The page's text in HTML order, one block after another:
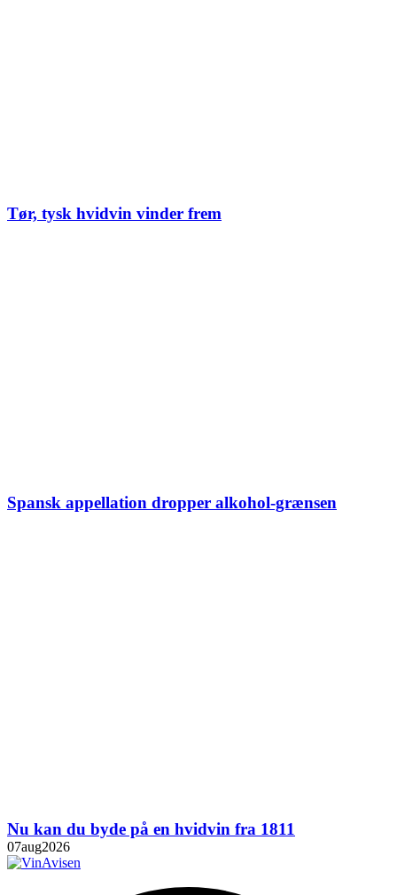
Tør, tysk hvidvin vinder frem
Spansk appellation dropper alkohol-grænsen
Nu kan du byde på en hvidvin fra 1811
07aug2026